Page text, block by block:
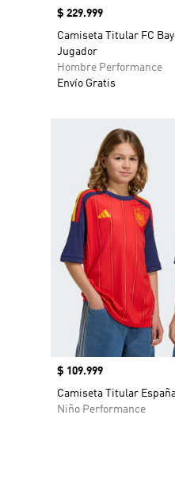
Precio
$ 229.999
Camiseta Titular FC
Jugador
Hombre Performance
Envío Gratis
Precio
$ 109.999
Camiseta Titular
Niño Performance